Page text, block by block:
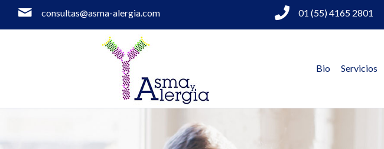
consultas@asma-alergia.com 01 (55) 4165 2801
Bio Servicios